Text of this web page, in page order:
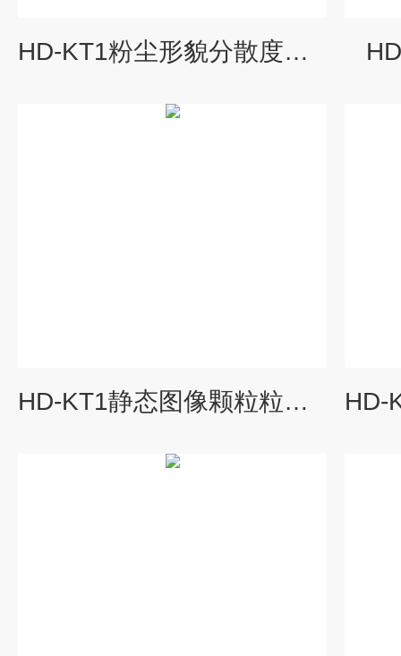
HD-KT1粉尘形貌分散度测试仪
HD-KT1静态图像颗粒粒度粒形分析仪